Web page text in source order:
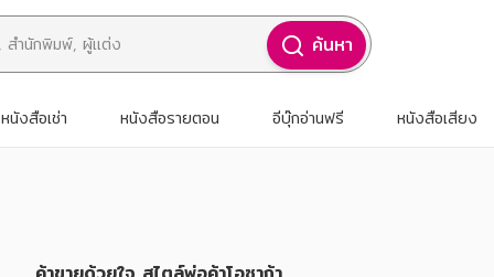
ค้นหา
หนังสือเช่า หนังสือรายตอน อีบุ๊กอ่านฟรี หนังสือเสียง